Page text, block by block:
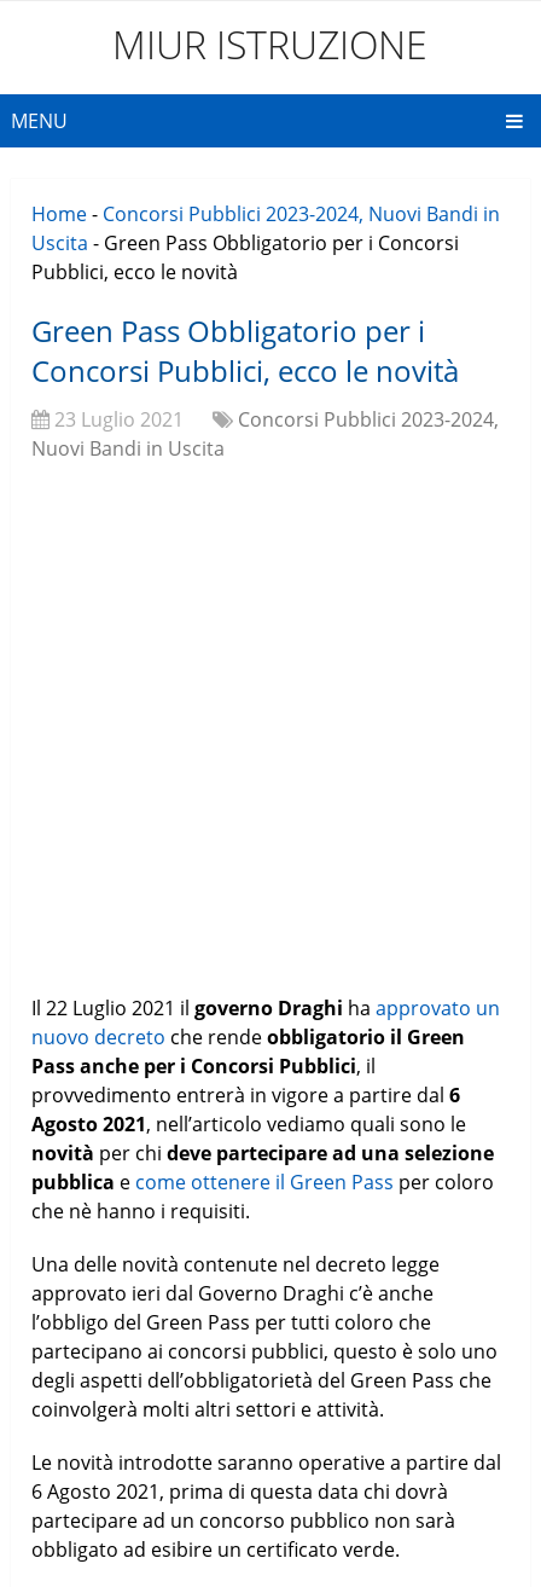
MIUR ISTRUZIONE
MENU
Home- Concorsi Pubblici 2023-2024, Nuovi Bandi in
Uscita - Green Pass Obbligatorio per i Concorsi
Pubblici, ecco le novità
Green Pass Obbligatorio per i
Concorsi Pubblici, ecco le novità
23 Luglio 2021
Concorsi Pubblici 2023-2024,
Nuovi Bandi in Uscita
Il 22 Luglio 2021 ilgoverno Draghi haapprovato un
nuovo decreto che rendeobbligatorio il Green
Pass anche per i Concorsi Pubblici, il
provvedimento entrerà in vigore a partire dal6
Agosto 2021, nell’articolo vediamo quali sono le
novità per chideve partecipare ad una selezione
pubblica e come ottenere il Green Pass per coloro
che nè hanno i requisiti.
Una delle novità contenute nel decreto legge
approvato ieri dal Governo Draghi c’è anche
l’obbligo del Green Pass per tutti coloro che
partecipano ai concorsi pubblici, questo è solo uno
degli aspetti dell’obbligatorietà del Green Pass che
coinvolgerà molti altri settori e attività.
Le novità introdotte saranno operative a partire dal
6 Agosto 2021, prima di questa data chi dovrà
partecipare ad un concorso pubblico non sarà
obbligato ad esibire un certificato verde.